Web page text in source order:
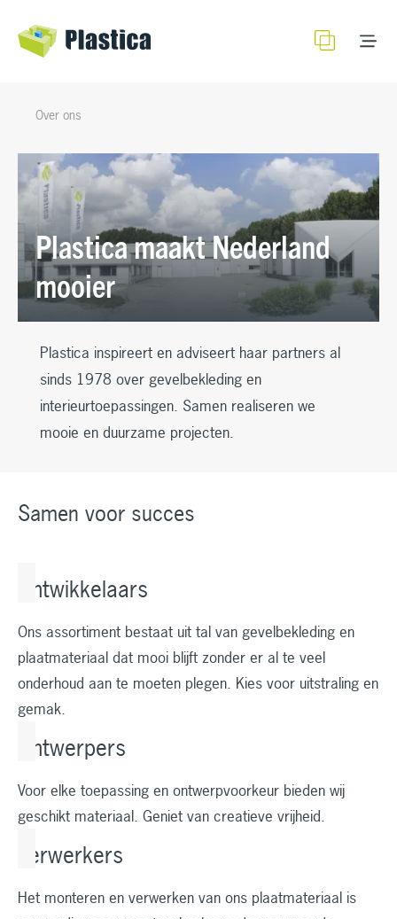
Over ons
Plastica maakt Nederland
mooier
Plastica inspireert en adviseert haar partners al
sinds 1978 over gevelbekleding en
interieurtoepassingen. Samen realiseren we
mooie en duurzame projecten.
Samen voor succes
Ontwikkelaars
Ons assortiment bestaat uit tal van gevelbekleding en
plaatmateriaal dat mooi blijft zonder er al te veel
onderhoud aan te moeten plegen. Kies voor uitstraling en
gemak.
Ontwerpers
Voor elke toepassing en ontwerpvoorkeur bieden wij
geschikt materiaal. Geniet van creatieve vrijheid.
Verwerkers
Het monteren en verwerken van ons plaatmateriaal is